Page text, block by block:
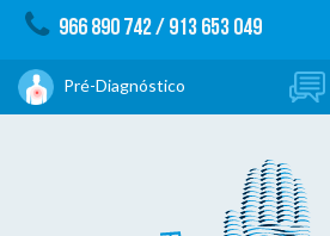
966 890 742/913 653 049
Pré-Diagnóstico